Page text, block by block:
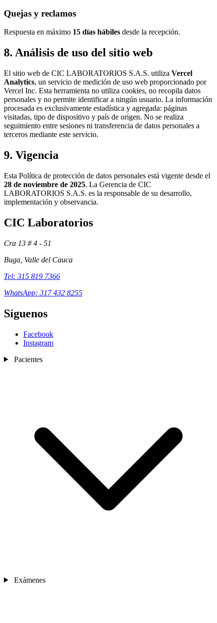
Quejas y reclamos
Respuesta en máximo 15 días hábiles desde la recepción.
8. Análisis de uso del sitio web
El sitio web de CIC LABORATORIOS S.A.S. utiliza Vercel
Analytics, un servicio de medición de uso web proporcionado por
Vercel Inc. Esta herramienta no utiliza cookies, no recopila datos
personales y no permite identificar a ningún usuario. La información
procesada es exclusivamente estadística y agregada: páginas
visitadas, tipo de dispositivo y país de origen. No se realiza
seguimiento entre sesiones ni transferencia de datos personales a
terceros mediante este servicio.
9. Vigencia
Esta Política de protección de datos personales está vigente desde el
28 de noviembre de 2025. La Gerencia de CIC
LABORATORIOS S.A.S. es la responsable de su desarrollo,
implementación y observancia.
CIC Laboratorios
Cra 13 # 4 - 51
Buga, Valle del Cauca
Tel: 315 819 7366
WhatsApp: 317 432 8255
Síguenos
Facebook
Instagram
Pacientes
Exámenes